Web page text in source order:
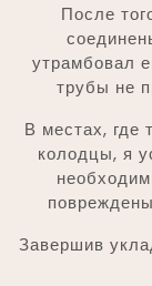
После
утрамбовал
трубы не
В местах, где
колодцы, я
Завершив